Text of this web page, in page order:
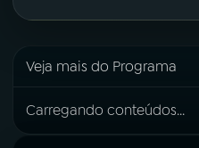
Veja mais do Programa
Carregando conteúdos...